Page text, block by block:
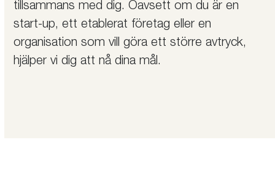
tillsammans med dig. Oavsett om du är en
start-up, ett etablerat företag eller en
organisation som vill göra ett större avtryck,
hjälper vi dig att nå dina mål.